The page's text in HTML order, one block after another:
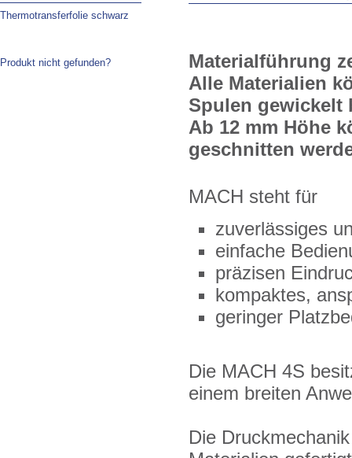
Thermotransferfolie schwarz
Produkt nicht gefunden?
Materialführung
Alle Materialien
Spulen gewickelt
Ab 12 mm Höhe
geschnitten
MACH steht für
zuverlässiges
einfache
präzisen
kompaktes,
geringer
Die MACH 4S
einem breiten
Die